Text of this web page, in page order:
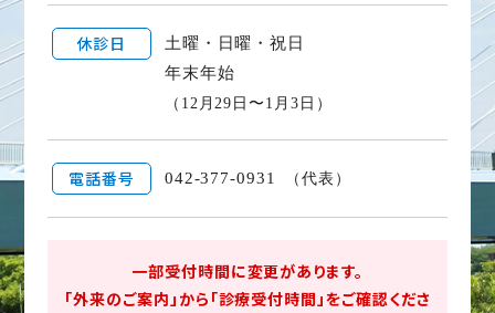
休診日
土曜・日曜・祝日
年末年始
（12月29日〜1月3日）
電話番号 042-377-0931 （代表）
一部受付時間に変更があります。
「外来のご案内」から「診療受付時間」をご確認くださ